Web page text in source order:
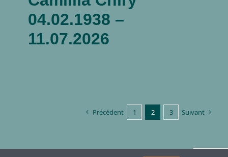
04.02.1938 –
11.07.2026
Précédent 1 2 3 Suivant